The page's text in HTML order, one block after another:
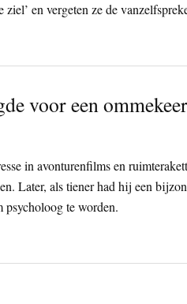
en vergeten ze de
voor een ommekeer
in avonturenfilms en
Later, als tiener had hij een
psycholoog te worden.